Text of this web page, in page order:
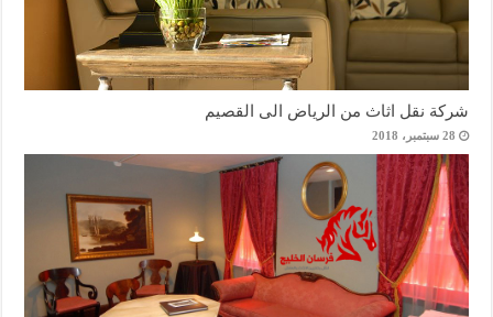
شركة نقل اثاث من الرياض الى القصيم
28 سبتمبر، 2018